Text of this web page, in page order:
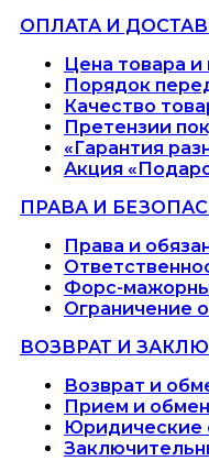
ОПЛАТА И
Цена товара
Порядок
Качество
Претензии
«Гарантия
Акция
ПРАВА И
Права и
Форс-
Ограничение
ВОЗВРАТ И
Возврат и
Прием и
Юридические